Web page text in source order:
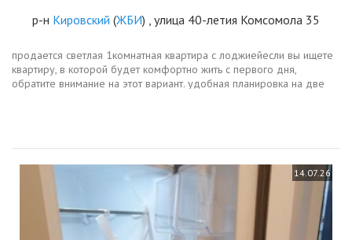
р-н Кировский (ЖБИ) , улица 40-летия Комсомола 35
продается светлая 1комнатная квартира с лоджиейесли вы ищете
квартиру, в которой будет комфортно жить с первого дня,
обратите внимание на этот вариант. удобная планировка на две
14.07.26